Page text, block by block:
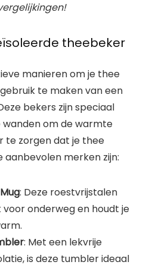
theebeker
manieren om je thee
te maken van een
bekers zijn speciaal
om de warmte
te zorgen dat je thee
aanbevolen merken zijn:
: Deze roestvrijstalen
onderweg en houdt je
: Met een lekvrije
is deze tumbler ideaal